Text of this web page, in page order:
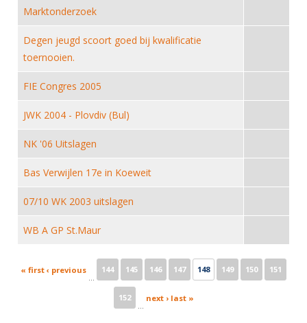
Alle Verenigingen
Nieuws
Witte Vlekkenplan
Oprichting Vereniging
Overschrijven leden
Veteranenwedstrijden
Wedstrijdorganisatie
Nieuws
Aanvragen van scheidsrechters
Scheidsrechterslijst
Import inschrijvingen uit Nahouw
Verwerk wedstrijduitslagen
NK organiseren
Geschiedenis van het schermen
Opleidingen
Tuchtzaken
Infotheek
Bibliotheek
Touché
Marktonderzoek
Degen jeugd scoort goed bij kwalificatie
toernooien.
FIE Congres 2005
JWK 2004 - Plovdiv (Bul)
NK '06 Uitslagen
Bas Verwijlen 17e in Koeweit
07/10 WK 2003 uitslagen
WB A GP St.Maur
Pages
« first ‹ previous
…
144 145 146 147 148 149 150 151
152
…
next › last »